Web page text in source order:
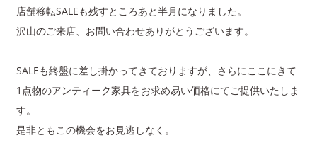
店舗移転SALEも残すところあと半月になりました。
沢山のご来店、お問い合わせありがとうございます。
SALEも終盤に差し掛かってきておりますが、さらにここにきて
1点物のアンティーク家具をお求め易い価格にてご提供いたしま
す。
是非ともこの機会をお見逃しなく。